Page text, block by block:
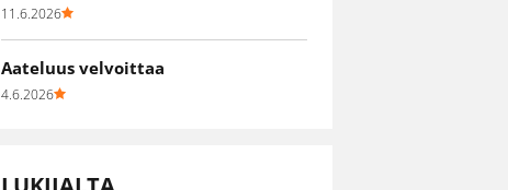
11.6.2026
Aateluus velvoittaa
4.6.2026